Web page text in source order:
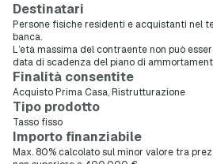
Destinatari
Persone fisiche residenti e acquistanti nel
banca.
L’età massima del contraente non può
data di scadenza del piano di
Finalità consentite
Acquisto Prima Casa, Ristrutturazione
Tipo prodotto
Tasso fisso
Importo finanziabile
Max. 80% calcolato sul minor valore tra